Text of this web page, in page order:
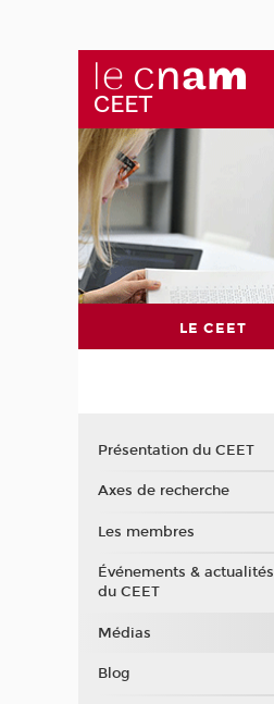
LE CEET
Présentation du CEET
Axes de recherche
Les membres
Événements & actualités
du CEET
Médias
Blog